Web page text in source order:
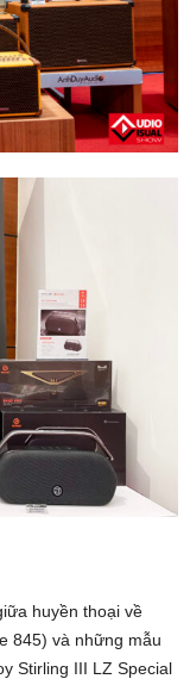
huyền thoại về
845) và những mẫu
Stirling III LZ Special